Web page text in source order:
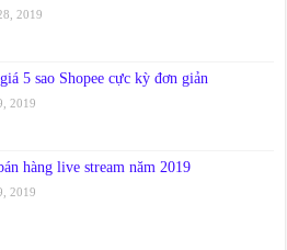
2019
5 sao Shopee cực kỳ đơn giản
2019
hàng live stream năm 2019
2019